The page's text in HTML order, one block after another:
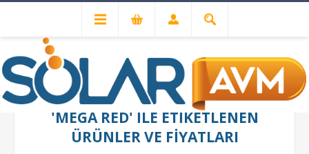
'MEGA RED' ILE ETIKETLENEN
ÜRÜNLER VE FIYATLARI